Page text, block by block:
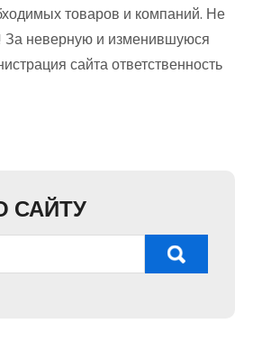
товаров и компаний. Не
За неверную и изменившуюся
сайта ответственность
САЙТУ